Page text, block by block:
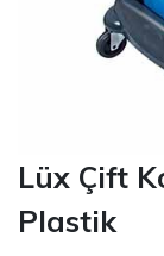
Lüx Çift
Plastik